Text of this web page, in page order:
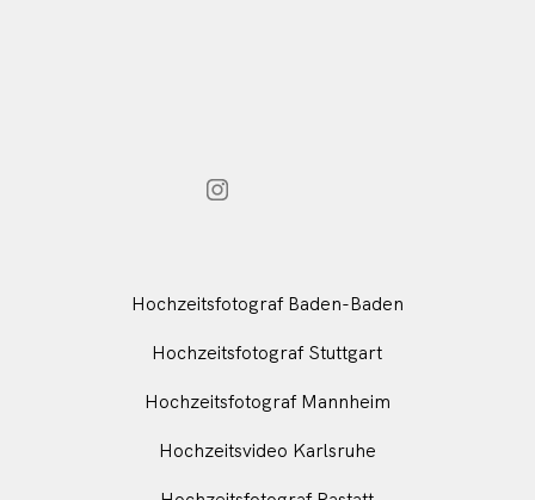
Hochzeitsvideo Karlsruhe
Hochzeitsfotograf Baden-Baden
Hochzeitsfotograf Stuttgart
Hochzeitsfotograf Mannheim